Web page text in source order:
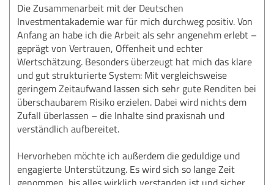
Die Zusammenarbeit mit der Deutschen
Investmentakademie war für mich durchweg positiv. Von
Anfang an habe ich die Arbeit als sehr angenehm erlebt –
geprägt von Vertrauen, Offenheit und echter
Wertschätzung. Besonders überzeugt hat mich das klare
und gut strukturierte System: Mit vergleichsweise
geringem Zeitaufwand lassen sich sehr gute Renditen bei
überschaubarem Risiko erzielen. Dabei wird nichts dem
Zufall überlassen – die Inhalte sind praxisnah und
verständlich aufbereitet.
Hervorheben möchte ich außerdem die geduldige und
engagierte Unterstützung. Es wird sich so lange Zeit
genommen, bis alles wirklich verstanden ist und sicher